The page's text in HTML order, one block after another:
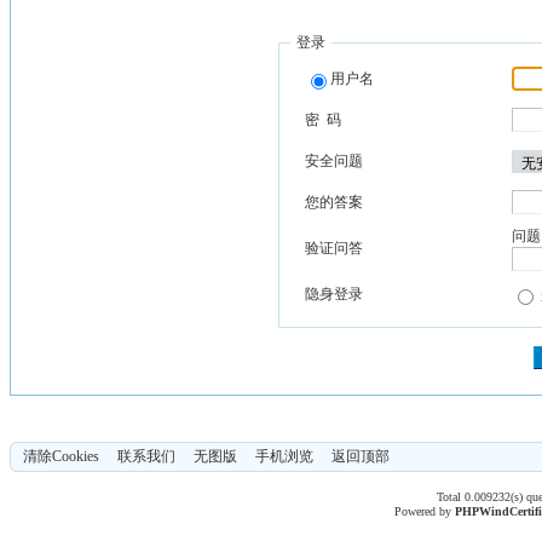
登录
用户名
密 码
安全问题
您的答案
验证问答
问
隐身登录
清除Cookies 联系我们 无图版 手机浏览 返回顶部
Total 0.009232(s)
Powered byPHPWind